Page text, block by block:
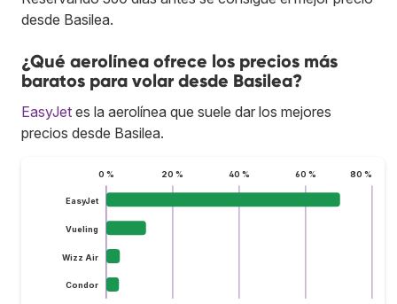
desde Basilea.
¿Qué aerolínea ofrece los precios más
baratos para volar desde Basilea?
EasyJet es la aerolínea que suele dar los mejores
precios desde Basilea.
0 % 20 % 40 % 60 % 80 %
EasyJet
Vueling
Wizz Air
Condor